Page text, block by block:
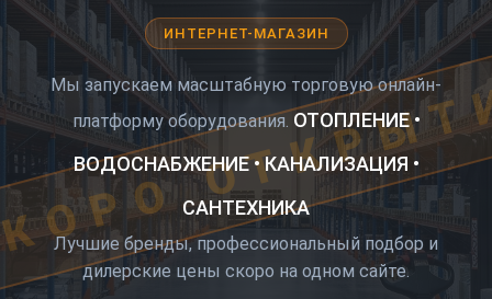
ИНТЕРНЕТ-МАГАЗИН
Мы запускаем масштабную торговую онлайн-
платформу оборудования. ОТОПЛЕНИЕ •
ВОДОСНАБЖЕНИЕ • КАНАЛИЗАЦИЯ •
САНТЕХНИКА
Лучшие бренды, профессиональный подбор и
дилерские цены скоро на одном сайте.